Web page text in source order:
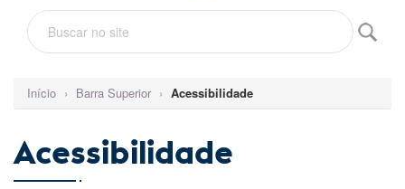
Início › Barra Superior › Acessibilidade
Acessibilidade